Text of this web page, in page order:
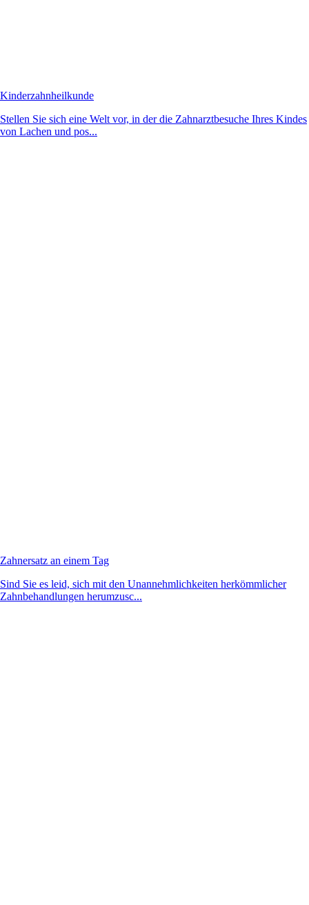
Kinderzahnheilkunde
Stellen Sie sich eine Welt vor, in der die Zahnarztbesuche Ihres Kindes
von Lachen und pos...
Zahnersatz an einem Tag
Sind Sie es leid, sich mit den Unannehmlichkeiten herkömmlicher
Zahnbehandlungen herumzusc...